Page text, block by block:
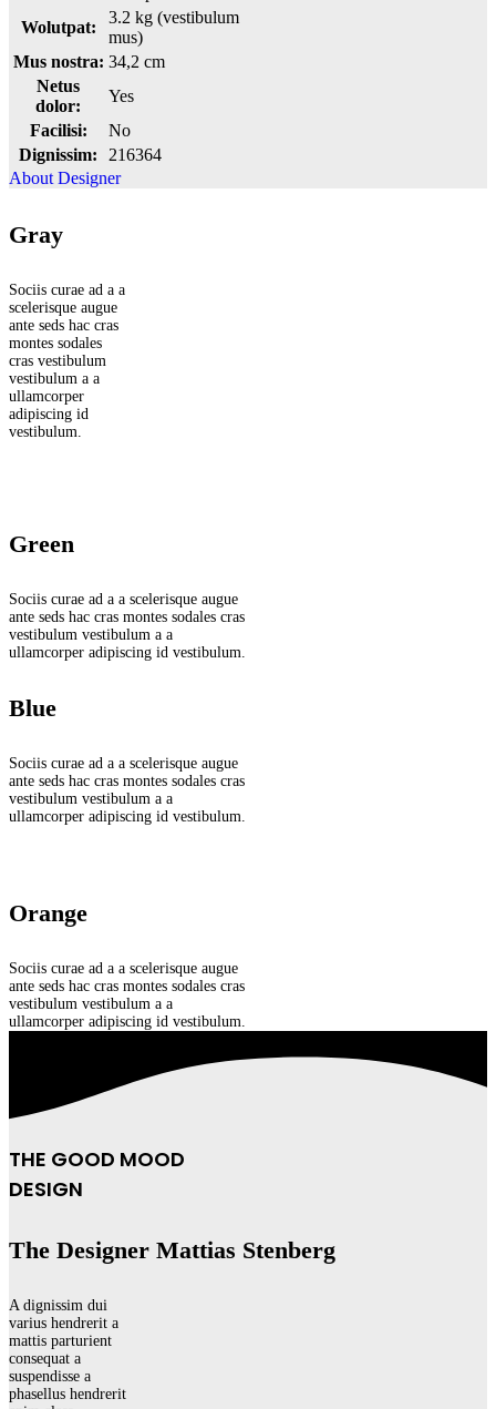
Wolutpat:
3.2 kg (vestibulum
mus)
Mus nostra: 34,2 cm
Netus
dolor:
Yes
Facilisi:
No
Dignissim:
216364
About Designer
Gray
Sociis curae ad a a
scelerisque augue
ante seds hac cras
montes sodales
cras vestibulum
vestibulum a a
ullamcorper
adipiscing id
vestibulum.
Green
Sociis curae ad a a scelerisque augue
ante seds hac cras montes sodales cras
vestibulum vestibulum a a
ullamcorper adipiscing id vestibulum.
Blue
Sociis curae ad a a scelerisque augue
ante seds hac cras montes sodales cras
vestibulum vestibulum a a
ullamcorper adipiscing id vestibulum.
Orange
Sociis curae ad a a scelerisque augue
ante seds hac cras montes sodales cras
vestibulum vestibulum a a
ullamcorper adipiscing id vestibulum.
THE GOOD MOOD
DESIGN
The Designer Mattias Stenberg
A dignissim dui
varius hendrerit a
mattis parturient
consequat a
suspendisse a
phasellus hendrerit